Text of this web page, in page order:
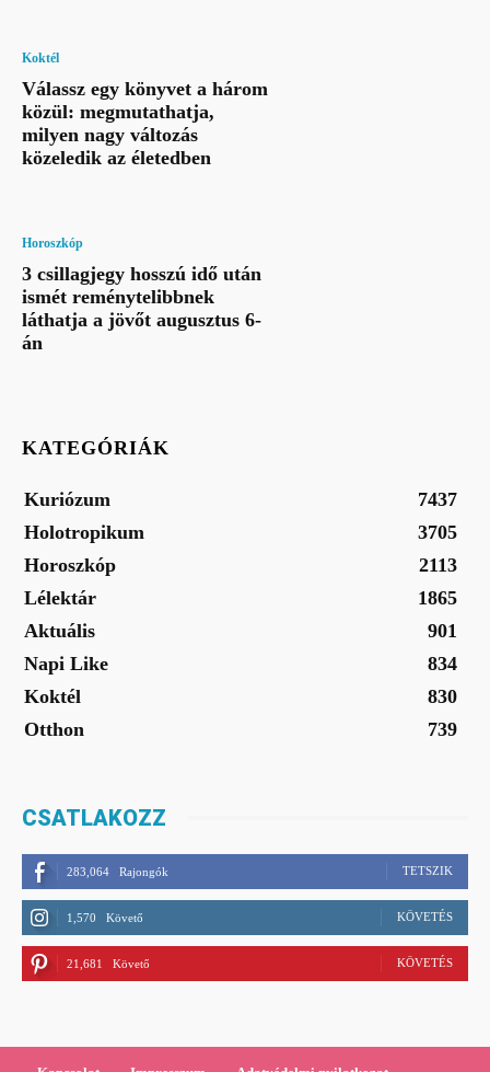
Koktél
Válassz egy könyvet a három
közül: megmutathatja,
milyen nagy változás
közeledik az életedben
Horoszkóp
3 csillagjegy hosszú idő után
ismét reménytelibbnek
láthatja a jövőt augusztus 6-
án
KATEGÓRIÁK
Kuriózum
7437
Holotropikum
3705
Horoszkóp
2113
Lélektár
1865
Aktuális
901
Napi Like
834
Koktél
830
Otthon
739
CSATLAKOZZ
283,064 Rajongók TETSZIK
1,570 Követő KÖVETÉS
21,681 Követő KÖVETÉS